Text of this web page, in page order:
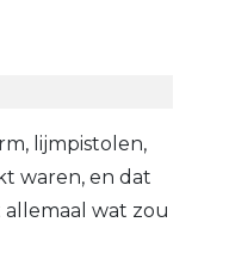
lijmpistolen,
waren, en dat
wat zou